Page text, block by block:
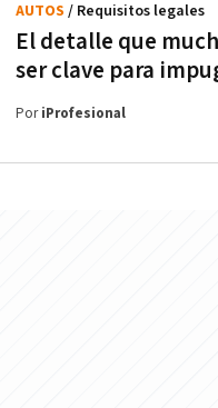
El detalle que
ser clave para
AUTOS / Requisitos legales
PoriProfesional